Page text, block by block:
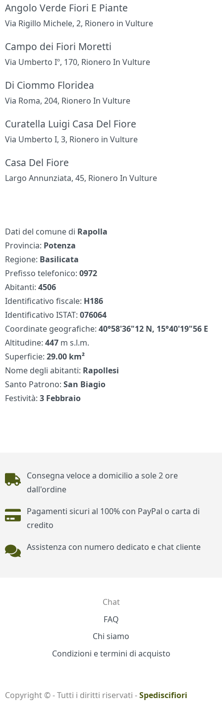
Angolo Verde Fiori E Piante
Via Rigillo Michele, 2, Rionero in Vulture
Campo dei Fiori Moretti
Via Umberto Iº, 170, Rionero In Vulture
Di Ciommo Floridea
Via Roma, 204, Rionero In Vulture
Curatella Luigi Casa Del Fiore
Via Umberto I, 3, Rionero in Vulture
Casa Del Fiore
Largo Annunziata, 45, Rionero In Vulture
Dati del comune di Rapolla
Provincia: Potenza
Regione: Basilicata
Prefisso telefonico:0972
Abitanti:4506
Identificativo fiscale: H186
Identificativo ISTAT:076064
Coordinate geografiche:40°58'36"12 N, 15°40'19"56 E
Altitudine:447 m s.l.m.
Superficie:29.00 km²
Nome degli abitanti: Rapollesi
Santo Patrono:San Biagio
Festività:3 Febbraio
Piè di pagina
Consegna veloce a domicilio a sole 2 ore
dall'ordine
Pagamenti sicuri al 100% con PayPal o carta di
credito
Assistenza con numero dedicato e chat cliente
Chat
FAQ
Chi siamo
Condizioni e termini di acquisto
Copyright © - Tutti i diritti riservati -Spediscifiori